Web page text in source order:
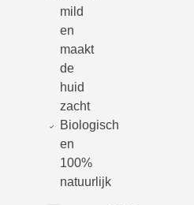
mild
en
maakt
de
huid
zacht
Biologisch
en
100%
natuurlijk